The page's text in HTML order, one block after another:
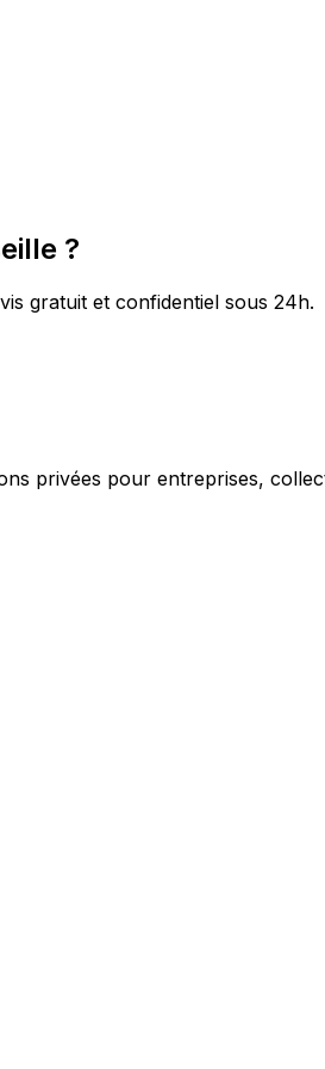
?
gratuit et confidentiel sous 24h.
privées pour entreprises,